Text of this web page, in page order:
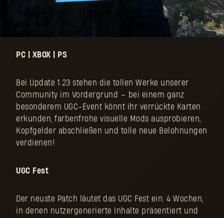
PC | XBOX | PS
Bei Update 1.23 stehen die tollen Werke unserer
Community im Vordergrund – bei einem ganz
besonderem UGC-Event könnt ihr verrückte Karten
erkunden, farbenfrohe visuelle Mods ausprobieren,
Kopfgelder abschließen und tolle neue Belohnungen
verdienen!
UGC Fest
Der neuste Patch läutet das UGC Fest ein: 4 Wochen,
in denen nutzergenerierte Inhalte präsentiert und